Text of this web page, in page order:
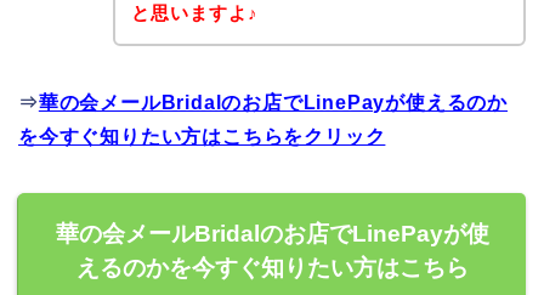
と思いますよ♪
⇒華の会メールBridalのお店でLinePayが使えるのか
を今すぐ知りたい方はこちらをクリック
華の会メールBridalのお店でLinePayが使
えるのかを今すぐ知りたい方はこちら